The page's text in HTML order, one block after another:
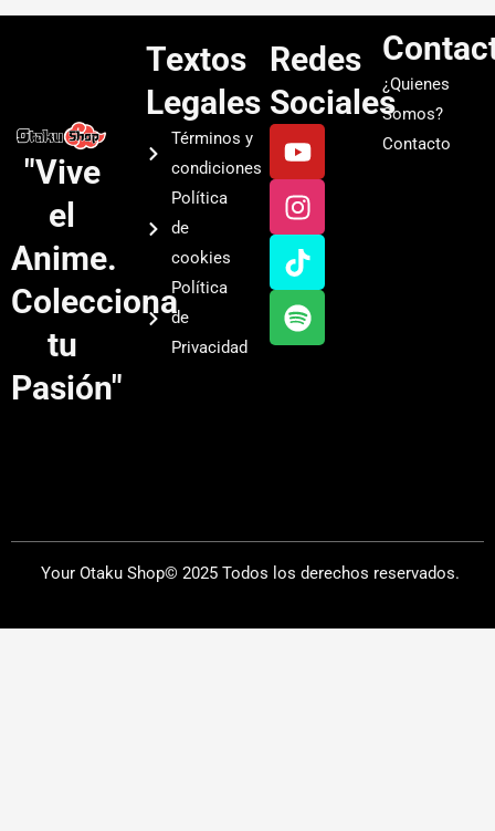
"Vive
el
Anime.
Colecciona
tu
Pasión"
Textos
Legales
Términos y
condiciones
Política
de
cookies
Política
de
Privacidad
Redes
Sociales
Y
o
u
t
u
b
e
I
n
s
t
a
g
r
a
T
i
k
t
o
k
S
p
o
t
i
f
y
¿Quienes
Somos?
Contacto
Your Otaku Shop© 2025 Todos los derechos reservados.